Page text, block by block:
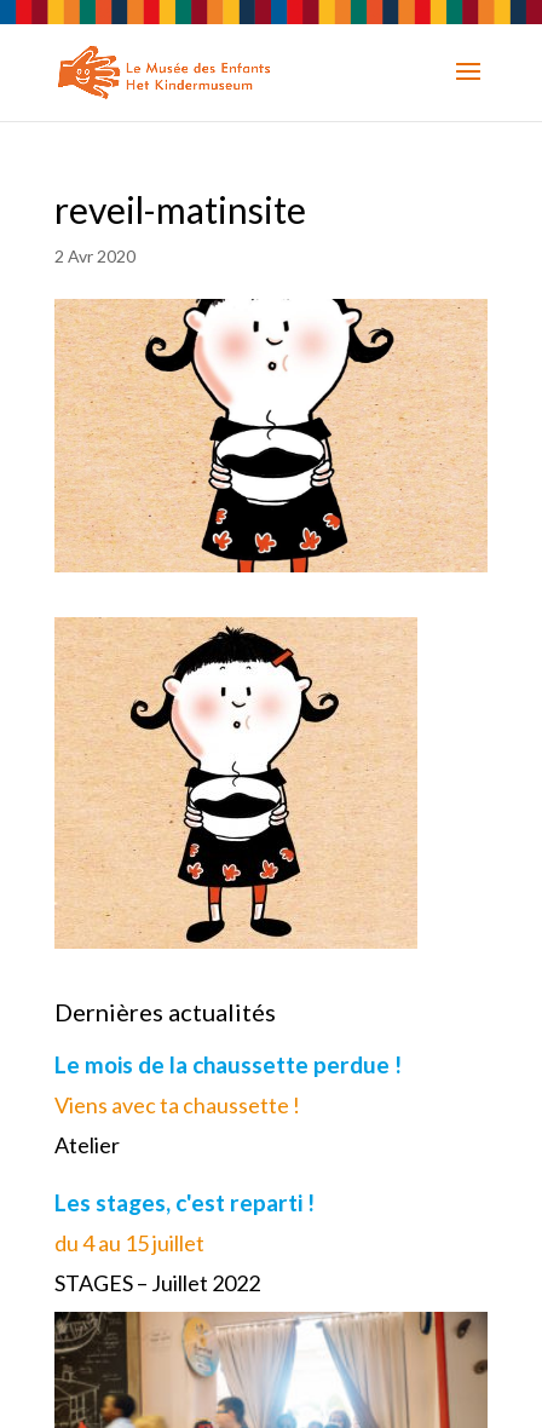
reveil-matinsite
2 Avr 2020
Dernières actualités
Le mois de la chaussette perdue !
Viens avec ta chaussette !
Atelier
Les stages, c'est reparti !
du 4 au 15 juillet
STAGES – Juillet 2022